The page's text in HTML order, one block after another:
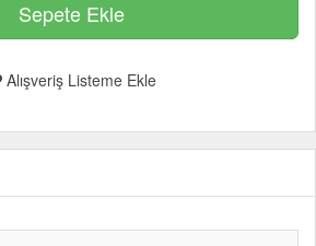
Alışveriş Listeme Ekle